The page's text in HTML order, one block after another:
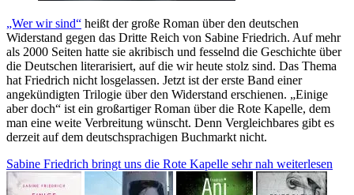
„Wer wir sind“ heißt der große Roman über den deutschen
Widerstand gegen das Dritte Reich von Sabine Friedrich. Auf mehr
als 2000 Seiten hatte sie akribisch und fesselnd die Geschichte über
die Deutschen literarisiert, auf die wir heute stolz sind. Das Thema
hat Friedrich nicht losgelassen. Jetzt ist der erste Band einer
angekündigten Trilogie über den Widerstand erschienen. „Einige
aber doch“ ist ein großartiger Roman über die Rote Kapelle, dem
man eine weite Verbreitung wünscht. Denn Vergleichbares gibt es
derzeit auf dem deutschsprachigen Buchmarkt nicht.
Sabine Friedrich bringt uns die Rote Kapelle sehr nah weiterlesen